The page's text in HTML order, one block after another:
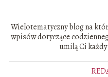
Wielotematyczny blog na
wpisów dotyczące
umilą Ci